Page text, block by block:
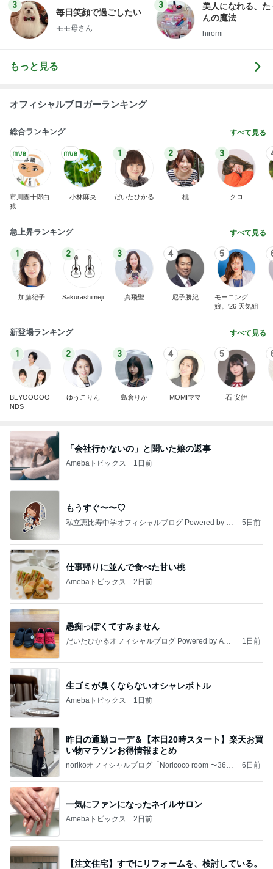
3
毎日笑顔で過ごしたい
モモ母さん
3
美人になれる、た
んの魔法
hiromi
もっと見る
オフィシャルブロガーランキング
総合ランキング すべて見る
市川團十郎白
猿
小林麻央
1
だいたひかる
2
桃
3
クロ
急上昇ランキング すべて見る
1
加藤紀子
2
Sakurashimeji
3
真飛聖
4
尼子勝紀
5
モーニング
娘。'26 天気組
新登場ランキング すべて見る
1
BEYOOOOO
NDS
2
ゆうこりん
3
島倉りか
4
MOMIママ
5
石 安伊
「会社行かないの」と聞いた娘の返事
Amebaトピックス 1日前
もうすぐ〜〜♡
私立恵比寿中学オフィシャルブログ Powered by A
5日前
仕事帰りに並んで食べた甘い桃
Amebaトピックス 2日前
愚痴っぽくてすみません
だいたひかるオフィシャルブログ Powered by Ame
1日前
生ゴミが臭くならないオシャレボトル
Amebaトピックス 1日前
昨日の通勤コーデ＆【本日20時スタート】楽天お買
い物マラソンお得情報まとめ
norikoオフィシャルブログ「Noricoco room 〜365
6日前
一気にファンになったネイルサロン
Amebaトピックス 2日前
【注文住宅】すでにリフォームを、検討している。